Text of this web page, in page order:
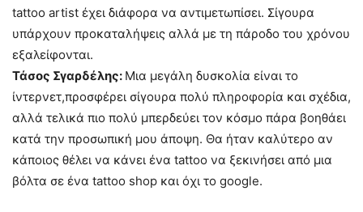
tattoo artist έχει διάφορα να αντιμετωπίσει. Σίγουρα
υπάρχουν προκαταλήψεις αλλά με τη πάροδο του χρόνου
εξαλείφονται.
Τάσος Σγαρδέλης: Mια μεγάλη δυσκολία είναι το
ίντερνετ,προσφέρει σίγουρα πολύ πληροφορία και σχέδια,
αλλά τελικά πιο πολύ μπερδεύει τον κόσμο πάρα βοηθάει
κατά την προσωπική μου άποψη. Θα ήταν καλύτερο αν
κάποιος θέλει να κάνει ένα tattoo να ξεκινήσει από μια
βόλτα σε ένα tattoo shop και όχι το google.